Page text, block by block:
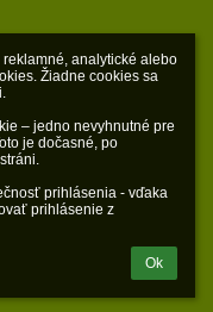
analytické alebo
Žiadne cookies sa
– jedno nevyhnutné pre
je dočasné, po
prihlásenia - vďaka
prihlásenie z
Ok